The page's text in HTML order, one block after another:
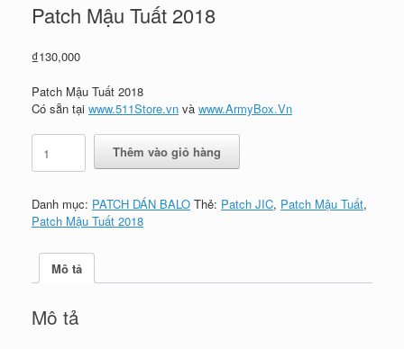
Patch Mậu Tuất 2018
₫130,000
Patch Mậu Tuất 2018
Có sẵn tại www.511Store.vn và www.ArmyBox.Vn
Patch
Mậu
Tuất
số
lượng
Thêm vào giỏ hàng
Danh mục: PATCH DÁN BALO Thẻ: Patch JIC, Patch Mậu Tuất,
Patch Mậu Tuất 2018
Mô tả
Mô tả